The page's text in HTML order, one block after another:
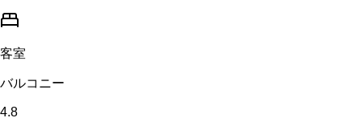
客室
バルコニー
4.8